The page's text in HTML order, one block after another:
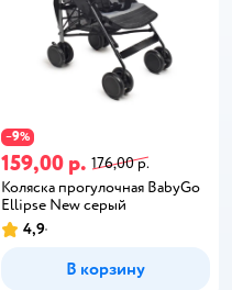
−9%
159,00 р. 176,00 р.
Коляска прогулочная BabyGo
Ellipse New серый
4,9
В корзину